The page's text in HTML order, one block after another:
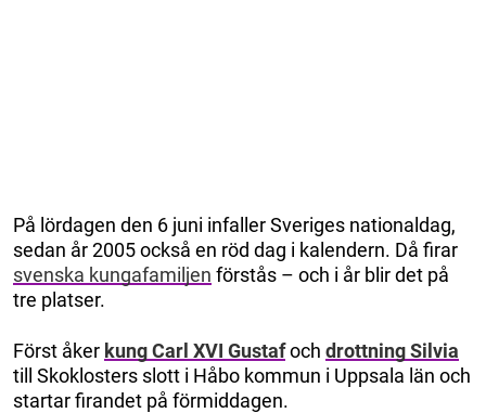
På lördagen den 6 juni infaller Sveriges nationaldag,
sedan år 2005 också en röd dag i kalendern. Då firar
svenska kungafamiljen förstås – och i år blir det på
tre platser.
Först åker kung Carl XVI Gustafoch drottning Silvia
till Skoklosters slott i Håbo kommun i Uppsala län och
startar firandet på förmiddagen.